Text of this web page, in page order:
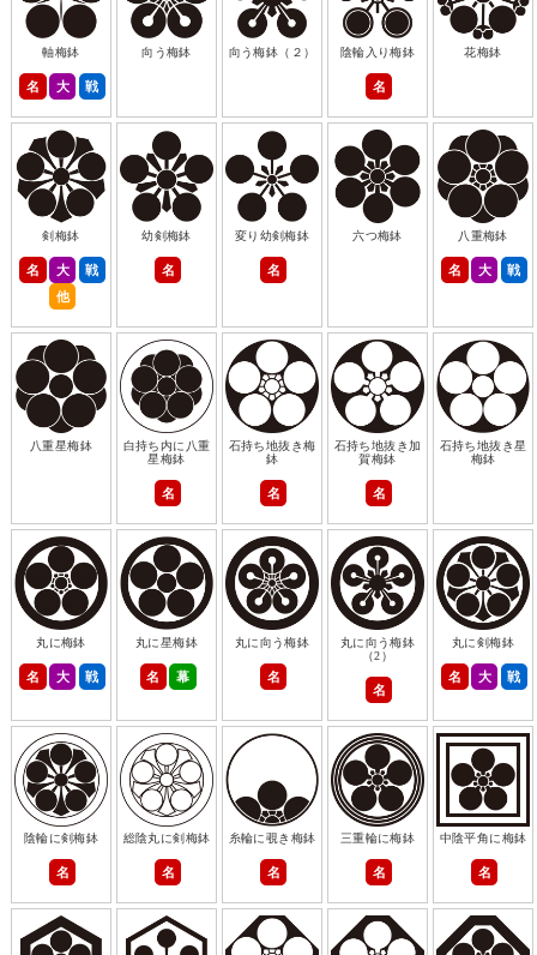
軸梅鉢
名 大 戦
向う梅鉢 向う梅鉢（２） 陰輪入り梅鉢
名
花梅鉢
剣梅鉢
名 大
戦
他
幼剣梅鉢
名
変り幼剣梅鉢
名
六つ梅鉢 八重梅鉢
名 大 戦
八重星梅鉢
白持ち内に八重
星梅鉢
名
石持ち地抜き梅
鉢
名
石持ち地抜き加
賀梅鉢
名
石持ち地抜き星
梅鉢
丸に梅鉢
名 大 戦
丸に星梅鉢
名 幕
丸に向う梅鉢
名
丸に向う梅鉢
（2）
名
丸に剣梅鉢
名 大 戦
陰輪に剣梅鉢
名
総陰丸に剣梅鉢
名
糸輪に覗き梅鉢
名
三重輪に梅鉢
名
中陰平角に梅鉢
名